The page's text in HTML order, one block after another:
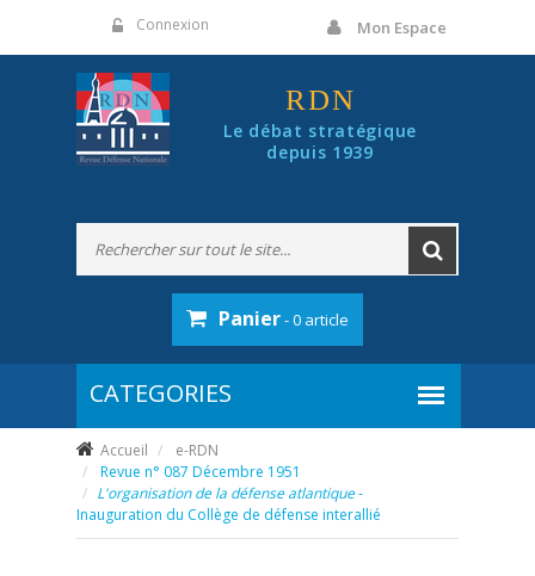
Connexion Mon Espace
RDN
Le débat stratégique
depuis 1939
Panier- 0 article
Accueil
e-RDN
Revue n° 087 Décembre 1951
L'organisation de la défense atlantique-
Inauguration du Collège de défense interallié